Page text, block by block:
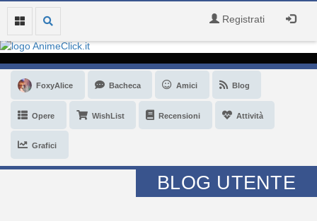
Registrati
FoxyAlice Bacheca Amici Blog
Opere WishList Recensioni Attività
Grafici
BLOG UTENTE